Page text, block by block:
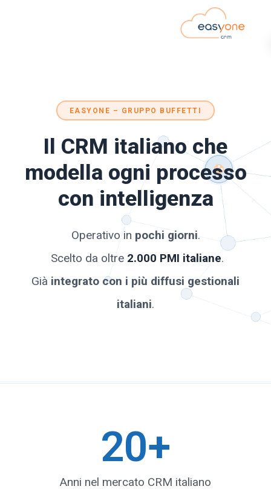
EASYONE – GRUPPO BUFFETTI
Il CRM italiano che
modella ogni processo
con intelligenza
Operativo in pochi giorni.
Scelto da oltre 2.000 PMI italiane.
Già integrato con i più diffusi gestionali
italiani.
Anni nel mercato CRM italiano
20+